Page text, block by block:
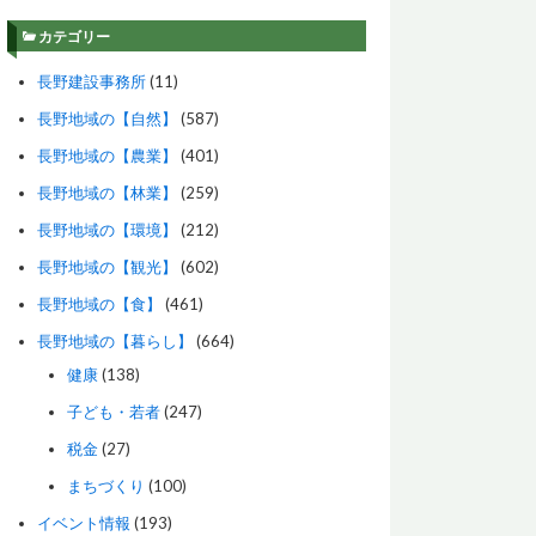
カテゴリー
長野建設事務所(11)
長野地域の【自然】
(587)
長野地域の【農業】
(401)
長野地域の【林業】
(259)
長野地域の【環境】
(212)
長野地域の【観光】
(602)
長野地域の【食】
(461)
長野地域の【暮らし】
(664)
健康(138)
子ども・若者(247)
税金(27)
まちづくり (100)
イベント情報 (193)